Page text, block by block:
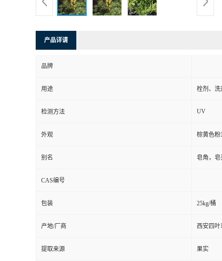
产品详请
品牌
用途 栓剂、洗
检测方法 UV
外观 棕黄色粉
别名 皂角，皂
CAS编号
包装 25kg/桶
产地/厂商 西安四
提取来源 果实